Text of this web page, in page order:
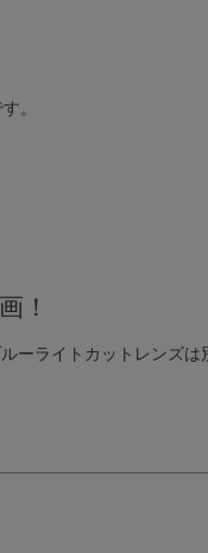
。
！
ーライトカットレンズは